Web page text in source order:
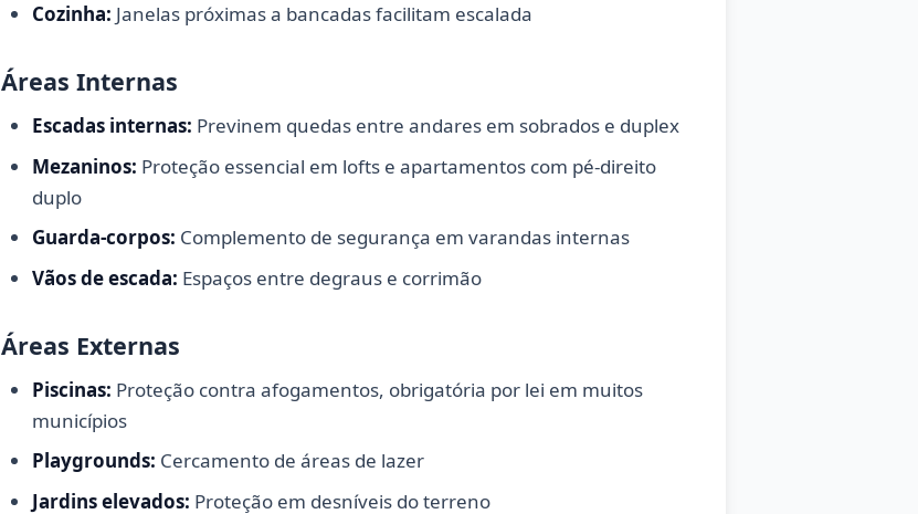
Cozinha: Janelas próximas a bancadas facilitam escalada
Áreas Internas
Escadas internas: Previnem quedas entre andares em sobrados e duplex
Mezaninos: Proteção essencial em lofts e apartamentos com pé-direito
duplo
Guarda-corpos: Complemento de segurança em varandas internas
Vãos de escada: Espaços entre degraus e corrimão
Áreas Externas
Piscinas: Proteção contra afogamentos, obrigatória por lei em muitos
municípios
Playgrounds: Cercamento de áreas de lazer
Jardins elevados: Proteção em desníveis do terreno